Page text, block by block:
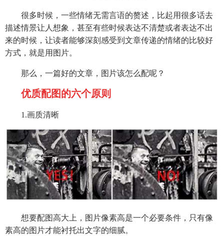
很多时候，一些情绪无需言语的赘述，比起用很多话去
描述情景让人想象，甚至有些时候表达不清楚或者表达不出
来的时候，让读者能够深刻感受到文章传递的情绪的比较好
方式，就是用图片。
那么，一篇好的文章，图片该怎么配呢？
优质配图的六个原则
1.画质清晰
想要配图高大上，图片像素高是一个必要条件，只有像
素高的图片才能衬托出文字的细腻。